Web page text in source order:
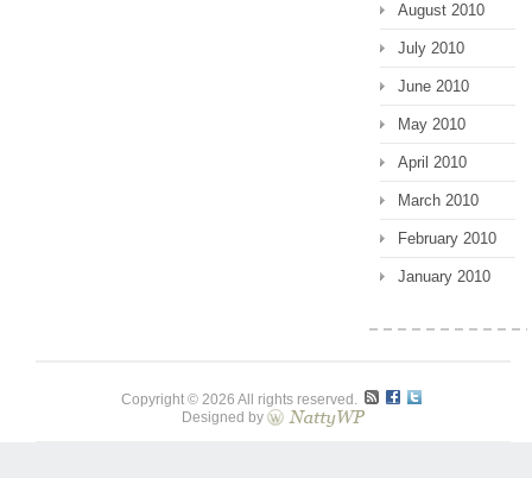
August 2010
July 2010
June 2010
May 2010
April 2010
March 2010
February 2010
January 2010
Copyright © 2026 All rights reserved.
Designed by